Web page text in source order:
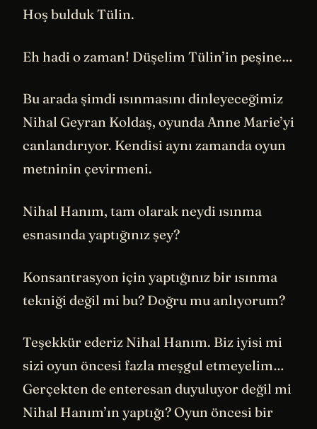
Hoş bulduk Tülin.
Eh hadi o zaman! Düşelim Tülin’in peşine…
Bu arada şimdi ısınmasını dinleyeceğimiz
Nihal Geyran Koldaş, oyunda Anne Marie’yi
canlandırıyor. Kendisi aynı zamanda oyun
metninin çevirmeni.
Nihal Hanım, tam olarak neydi ısınma
esnasında yaptığınız şey?
Konsantrasyon için yaptığınız bir ısınma
tekniği değil mi bu? Doğru mu anlıyorum?
Teşekkür ederiz Nihal Hanım. Biz iyisi mi
sizi oyun öncesi fazla meşgul etmeyelim…
Gerçekten de enteresan duyuluyor değil mi
Nihal Hanım’ın yaptığı? Oyun öncesi bir